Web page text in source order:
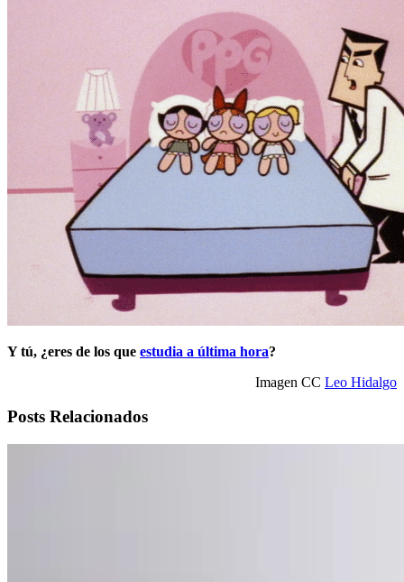
Y tú, ¿eres de los que estudia a última hora?
Imagen CC Leo Hidalgo
Posts Relacionados